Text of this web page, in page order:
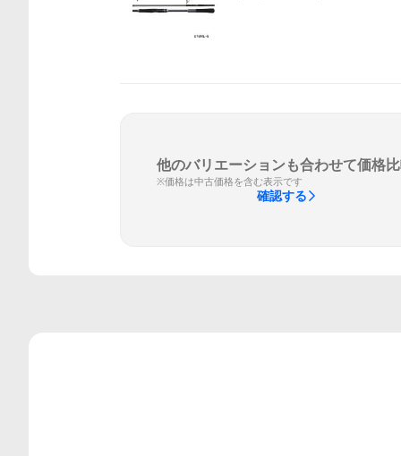
他のバリエーションも合わせて価格
※価格は中古価格を含む表示です
確認する